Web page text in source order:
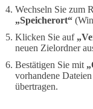
Wechseln Sie zum
„Speicherort“
Klicken Sie auf
neuen Zielordner
Bestätigen Sie mit
vorhandene
übertragen.